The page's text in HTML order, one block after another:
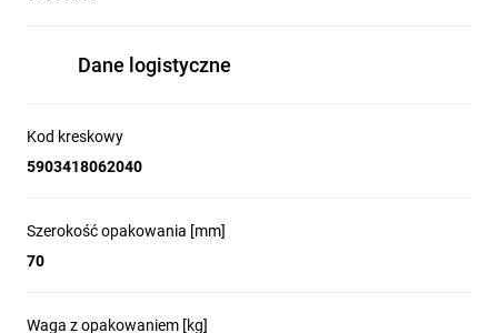
Dane logistyczne
Kod kreskowy
5903418062040
Szerokość opakowania [mm]
70
Waga z opakowaniem [kg]